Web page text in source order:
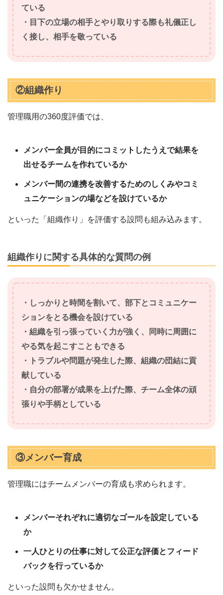
ている
・目下の立場の相手とやり取りする際も礼儀正し
く接し、相手を敬っている
②組織作り
管理職用の360度評価では、
メンバー全員が目的にコミットしたうえで結果を
出せるチームを作れているか
メンバー間の連携を改善するためのしくみやコミ
ュニケーションの場などを設けているか
といった「組織作り」を評価する設問も組み込みます。
組織作りに関する具体的な質問の例
・しっかりと時間を割いて、部下とコミュニケー
ションをとる機会を設けている
・組織を引っ張っていく力が強く、同時に周囲に
やる気を起こすこともできる
・トラブルや問題が発生した際、組織の団結に貢
献している
・自分の部署が成果を上げた際、チーム全体の頑
張りや手柄としている
③メンバー育成
管理職にはチームメンバーの育成も求められます。
メンバーそれぞれに適切なゴールを設定している
か
一人ひとりの仕事に対して公正な評価とフィード
バックを行っているか
といった設問も欠かせません。